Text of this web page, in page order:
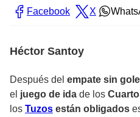
Facebook X
Héctor Santoy
Después del empate sin
el juego de ida de los
los Tuzos están obligados